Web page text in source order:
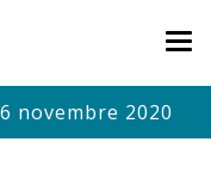
novembre 2020